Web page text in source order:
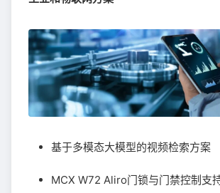
基于多模态大模型的视频检索方案
MCX W72 Aliro门锁与门禁控制支